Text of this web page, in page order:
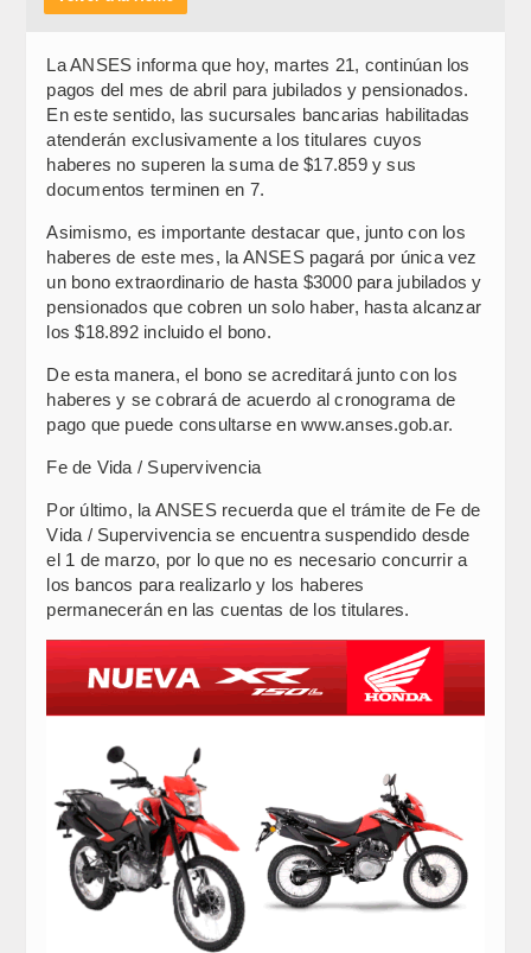
La ANSES informa que hoy, martes 21, continúan los
pagos del mes de abril para jubilados y pensionados.
En este sentido, las sucursales bancarias habilitadas
atenderán exclusivamente a los titulares cuyos
haberes no superen la suma de $17.859 y sus
documentos terminen en 7.
Asimismo, es importante destacar que, junto con los
haberes de este mes, la ANSES pagará por única vez
un bono extraordinario de hasta $3000 para jubilados y
pensionados que cobren un solo haber, hasta alcanzar
los $18.892 incluido el bono.
De esta manera, el bono se acreditará junto con los
haberes y se cobrará de acuerdo al cronograma de
pago que puede consultarse en www.anses.gob.ar.
Fe de Vida / Supervivencia
Por último, la ANSES recuerda que el trámite de Fe de
Vida / Supervivencia se encuentra suspendido desde
el 1 de marzo, por lo que no es necesario concurrir a
los bancos para realizarlo y los haberes
permanecerán en las cuentas de los titulares.